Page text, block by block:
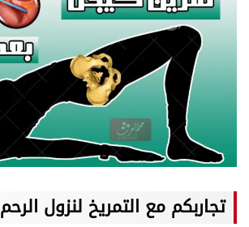
تجاربكم مع التمريخ لنزول الرحم